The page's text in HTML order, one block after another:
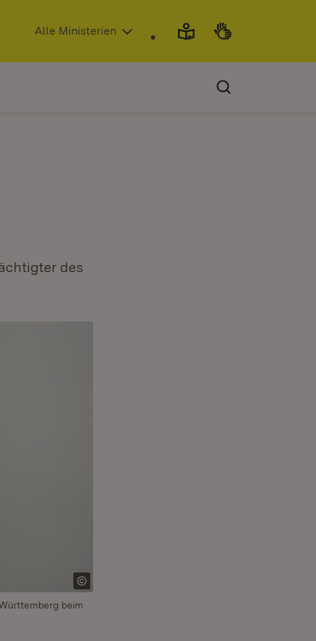
(Öffnet in neuem Fenster)
Alle Ministerien
des
beim